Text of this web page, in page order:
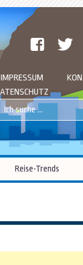
facebook
IMPRESSUM
Reise-Trends